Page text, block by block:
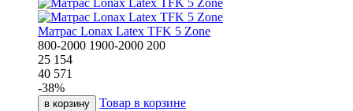
Матрас Lonax Latex TFK 5 Zone
800-2000 1900-2000 200
25 154
40 571
-38%
в корзину Товар в корзине